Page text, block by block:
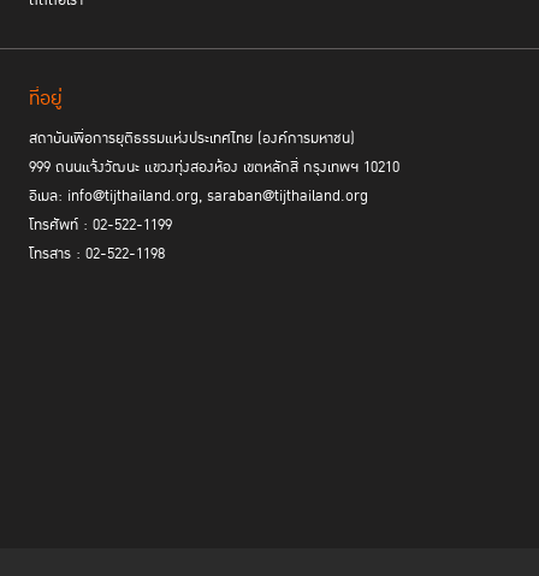
ที่อยู่
สถาบันเพื่อการยุติธรรมแห่งประเทศไทย (องค์การมหาชน)
999 ถนนแจ้งวัฒนะ แขวงทุ่งสองห้อง เขตหลักสี่ กรุงเทพฯ 10210
อีเมล: info@tijthailand.org, saraban@tijthailand.org
โทรศัพท์ : 02-522-1199
โทรสาร : 02-522-1198